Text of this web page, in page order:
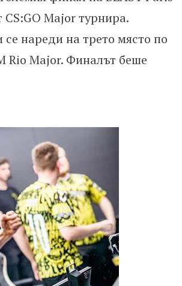
Major турнира.
нареди на трето място по
Rio Major. Финалът беше